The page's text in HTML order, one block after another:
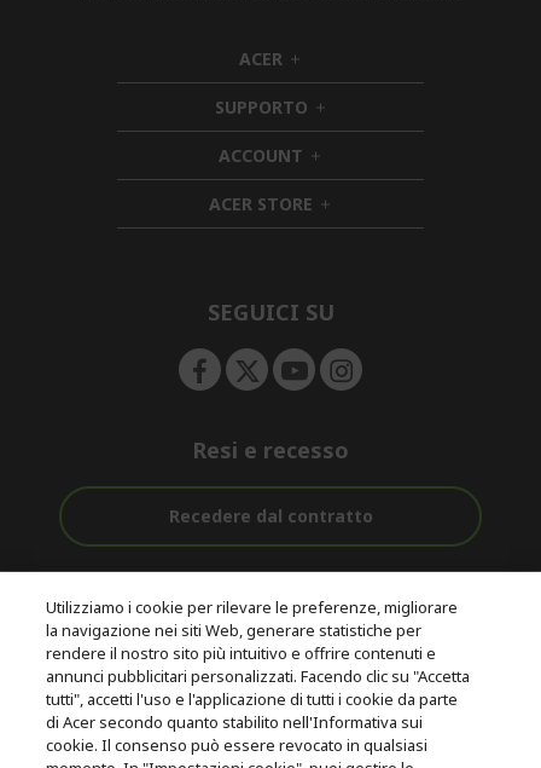
ACER h
i
d
d
e
n
SUPPORTO h
i
d
d
e
n
ACCOUNT h
i
d
d
ACER STORE h
i
e
SEGUICI SU
Resi e recesso
Recedere dal contratto
Gratuita
Assistenza
pre e post
acquisto
Con 0% Di
Tasso
D'interesse
© 2026 Acer Inc.
CPYou B.V. è il rivenditore autorizzato dei prodotti Acer venduti in
questo negozio online.
Utilizziamo i cookie per rilevare le preferenze, migliorare
la navigazione nei siti Web, generare statistiche per
rendere il nostro sito più intuitivo e offrire contenuti e
annunci pubblicitari personalizzati. Facendo clic su "Accetta
tutti", accetti l'uso e l'applicazione di tutti i cookie da parte
di Acer secondo quanto stabilito nell'Informativa sui
cookie. Il consenso può essere revocato in qualsiasi